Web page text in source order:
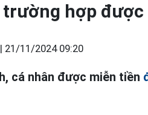
hợp
21/11/2024 09:20
cá nhân được miễn tiền